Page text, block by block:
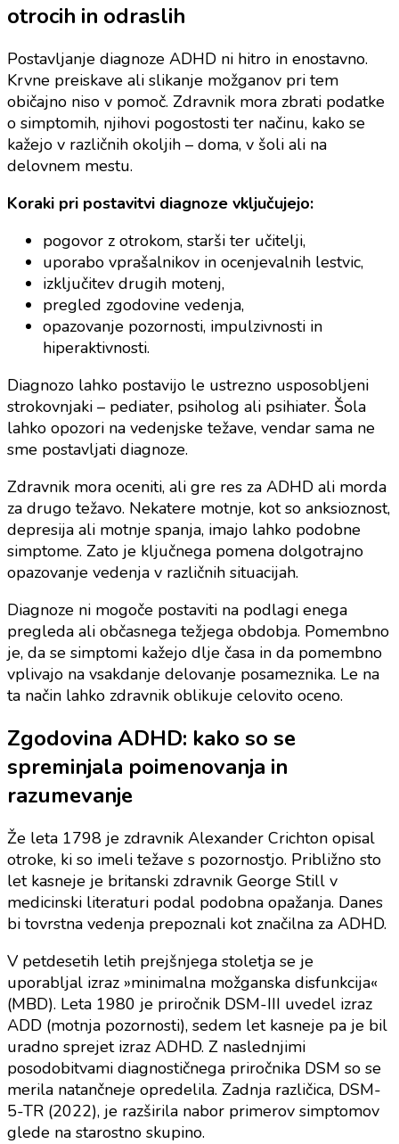
otrocih in odraslih
Postavljanje diagnoze ADHD ni hitro in enostavno.
Krvne preiskave ali slikanje možganov pri tem
običajno niso v pomoč. Zdravnik mora zbrati podatke
o simptomih, njihovi pogostosti ter načinu, kako se
kažejo v različnih okoljih – doma, v šoli ali na
delovnem mestu.
Koraki pri postavitvi diagnoze vključujejo:
pogovor z otrokom, starši ter učitelji,
uporabo vprašalnikov in ocenjevalnih lestvic,
izključitev drugih motenj,
pregled zgodovine vedenja,
opazovanje pozornosti, impulzivnosti in
hiperaktivnosti.
Diagnozo lahko postavijo le ustrezno usposobljeni
strokovnjaki – pediater, psiholog ali psihiater. Šola
lahko opozori na vedenjske težave, vendar sama ne
sme postavljati diagnoze.
Zdravnik mora oceniti, ali gre res za ADHD ali morda
za drugo težavo. Nekatere motnje, kot so anksioznost,
depresija ali motnje spanja, imajo lahko podobne
simptome. Zato je ključnega pomena dolgotrajno
opazovanje vedenja v različnih situacijah.
Diagnoze ni mogoče postaviti na podlagi enega
pregleda ali občasnega težjega obdobja. Pomembno
je, da se simptomi kažejo dlje časa in da pomembno
vplivajo na vsakdanje delovanje posameznika. Le na
ta način lahko zdravnik oblikuje celovito oceno.
Zgodovina ADHD: kako so se
spreminjala poimenovanja in
razumevanje
Že leta 1798 je zdravnik Alexander Crichton opisal
otroke, ki so imeli težave s pozornostjo. Približno sto
let kasneje je britanski zdravnik George Still v
medicinski literaturi podal podobna opažanja. Danes
bi tovrstna vedenja prepoznali kot značilna za ADHD.
V petdesetih letih prejšnjega stoletja se je
uporabljal izraz »minimalna možganska disfunkcija«
(MBD). Leta 1980 je priročnik DSM-III uvedel izraz
ADD (motnja pozornosti), sedem let kasneje pa je bil
uradno sprejet izraz ADHD. Z naslednjimi
posodobitvami diagnostičnega priročnika DSM so se
merila natančneje opredelila. Zadnja različica, DSM-
5-TR (2022), je razširila nabor primerov simptomov
glede na starostno skupino.